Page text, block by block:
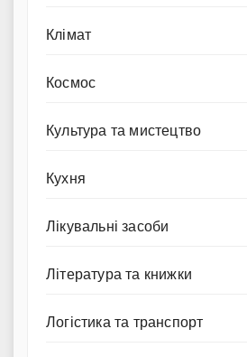
Клімат
Космос
Культура та мистецтво
Кухня
Лікувальні засоби
Література та книжки
Логістика та транспорт